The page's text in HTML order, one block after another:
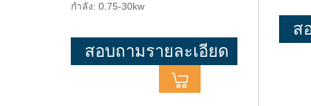
กำลัง: 0.75-30kw
สอบถามรายละเอียด
ส